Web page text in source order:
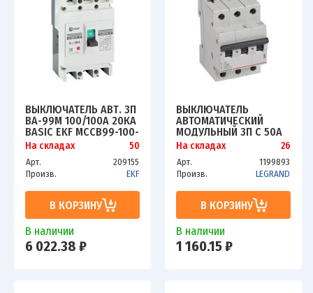
ВЫКЛЮЧАТЕЛЬ АВТ. 3П
ВА-99М 100/100А 20КА
BASIC EKF MCCB99-100-
100M
На складах 50
Арт.
209155
Произв.
EKF
В КОРЗИНУ
В наличии
6 022.38 ₽
ВЫКЛЮЧАТЕЛЬ
АВТОМАТИЧЕСКИЙ
МОДУЛЬНЫЙ 3П C 50А
4.5КА RX3 LEG 419713
На складах 26
Арт.
1199893
Произв.
LEGRAND
В КОРЗИНУ
В наличии
1 160.15 ₽